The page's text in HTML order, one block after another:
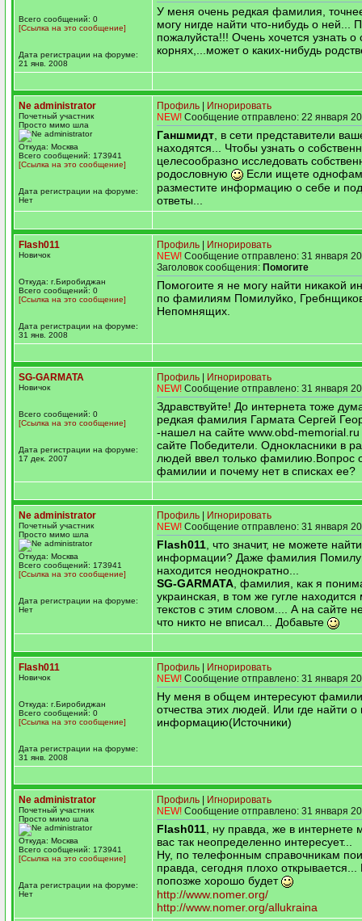
Всего сообщений: 0
[Ссылка на это сообщение]
Дата регистрации на форуме:
21 янв. 2008
У меня очень редкая фамилия,
могу нигде найти что-нибудь о ней...
пожалуйста!!! Очень хочется узнать о
корнях,...может о каких-нибудь
Ne administrator
Почетный участник
Просто мимо шла
Откуда: Москва
Всего сообщений: 173941
[Ссылка на это сообщение]
Дата регистрации на форуме:
Нет
Профиль
Игнорировать
NEW! Сообщение отправлено: 22 января
Ганшмидт , в сети представители
находятся... Чтобы узнать о
целесообразно исследовать
родословную
Если ищете
разместите информацию о себе и
ответы...
Flash011
Новичок
Откуда: г.Биробиджан
Всего сообщений: 0
[Ссылка на это сообщение]
Дата регистрации на форуме:
31 янв. 2008
Профиль
Игнорировать
NEW! Сообщение отправлено: 31 января
Заголовок сообщения: Помогите
Помогоите я не могу найти никакой
по фамилиям Помилуйко,
Непомнящих.
SG-GARMATA
Новичок
Всего сообщений: 0
[Ссылка на это сообщение]
Дата регистрации на форуме:
17 дек. 2007
Профиль
Игнорировать
NEW! Сообщение отправлено: 31 января
Здравствуйте! До интернета тоже
редкая фамилия Гармата Сергей
-нашел на сайте www.obd-memorial.ru
сайте Победители. Однокласники в
людей ввел только фамилию.Вопрос
фамилии и почему нет в списках ее?
Ne administrator
Почетный участник
Просто мимо шла
Откуда: Москва
Всего сообщений: 173941
[Ссылка на это сообщение]
Дата регистрации на форуме:
Нет
Профиль
Игнорировать
NEW! Сообщение отправлено: 31 января
Flash011 , что значит, не можете найти
информации? Даже фамилия
находится неоднократно...
SG-GARMATA , фамилия, как я
украинская, в том же гугле
текстов с этим словом.... А на сайте
что никто не вписал... Добавьте
Flash011
Новичок
Откуда: г.Биробиджан
Всего сообщений: 0
[Ссылка на это сообщение]
Дата регистрации на форуме:
31 янв. 2008
Профиль
Игнорировать
NEW! Сообщение отправлено: 31 января
Ну меня в общем интересуют
отчества этих людей. Или где найти о
информацию(Источники)
Ne administrator
Почетный участник
Просто мимо шла
Откуда: Москва
Всего сообщений: 173941
[Ссылка на это сообщение]
Дата регистрации на форуме:
Нет
Профиль
Игнорировать
NEW! Сообщение отправлено: 31 января
Flash011 , ну правда, же в интернете
вас так неопределенно интересует...
Ну, по телефонным справочникам
правда, сегодня плохо открывается...
попозже хорошо будет
http://www.nomer.org/
http://www.nomer.org/allukraina